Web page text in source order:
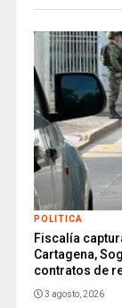
POLITICA
Fiscalía
Cartagena,
contratos de
3 agosto, 2026